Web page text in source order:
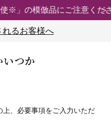
」の模倣品にご注意ください
るお客様へ
つか
、必要事項をご入力いただ